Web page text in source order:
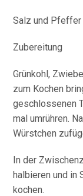
Salz und Pfeffer
Zubereitung
Grünkohl,
zum Kochen
geschlossenen
mal umrühren.
Würstchen
In der
halbieren und in
kochen.